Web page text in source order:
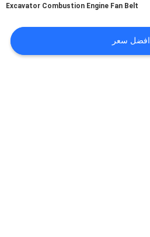
Excavator Combustion Engine Fan Belt
افضل سعر